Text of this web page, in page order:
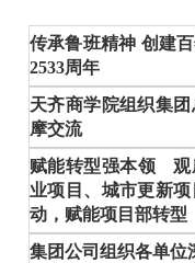
传承鲁班精神 创建
2533周年
天齐商学院组织集
摩交流
赋能转型强本领
业项目、城市更新
动，赋能项目部转型
集团公司组织各单位